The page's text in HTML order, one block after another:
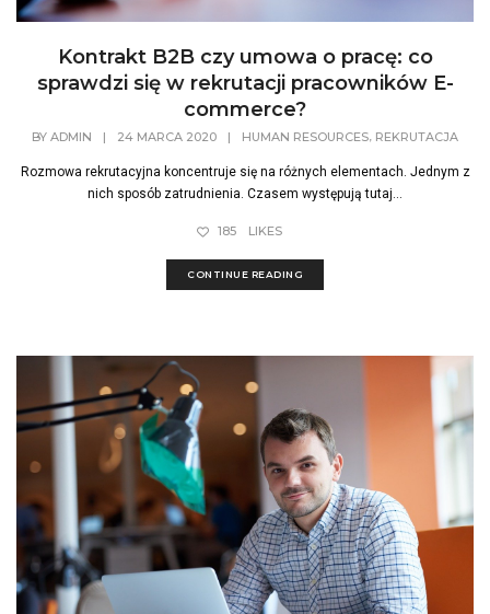
Kontrakt B2B czy umowa o pracę: co
sprawdzi się w rekrutacji pracowników E-
commerce?
BY ADMIN | 24 MARCA 2020 | HUMAN RESOURCES, REKRUTACJA
Rozmowa rekrutacyjna koncentruje się na różnych elementach. Jednym z
nich sposób zatrudnienia. Czasem występują tutaj...
185 LIKES
CONTINUE READING